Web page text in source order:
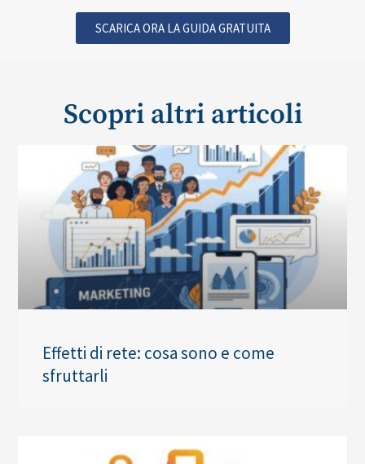
SCARICA ORA LA GUIDA GRATUITA
Scopri altri articoli
Effetti di rete: cosa sono e come
sfruttarli